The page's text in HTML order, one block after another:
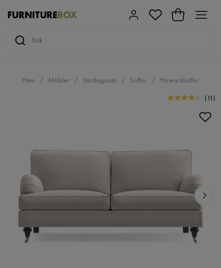
Hem Möbler Vardagsrum Soffor
Howardsoffor
(11 )